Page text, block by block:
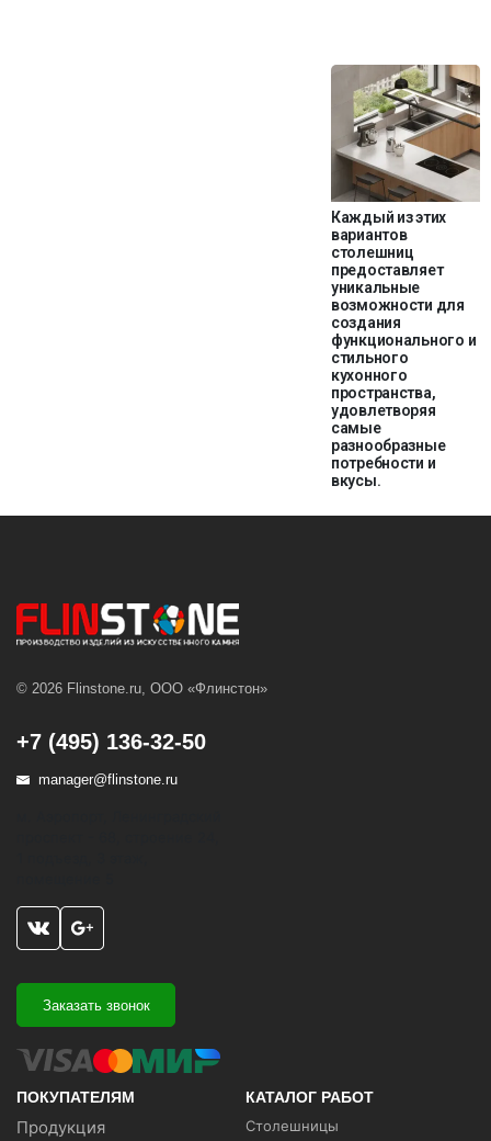
Каждый из этих
вариантов
столешниц
предоставляет
уникальные
возможности для
создания
функционального и
стильного
кухонного
пространства,
удовлетворяя
самые
разнообразные
потребности и
вкусы.
© 2026 Flinstone.ru, ООО «Флинстон»
+7 (495) 136-32-50
manager@flinstone.ru
Заказать звонок
ПОКУПАТЕЛЯМ
Продукция
КАТАЛОГ РАБОТ
Столешницы